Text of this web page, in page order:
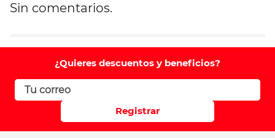
Comentario
Califique el producto de 1 a 5 estrellas
Sin comentarios.
¿Quieres descuentos y beneficios?
Registrar